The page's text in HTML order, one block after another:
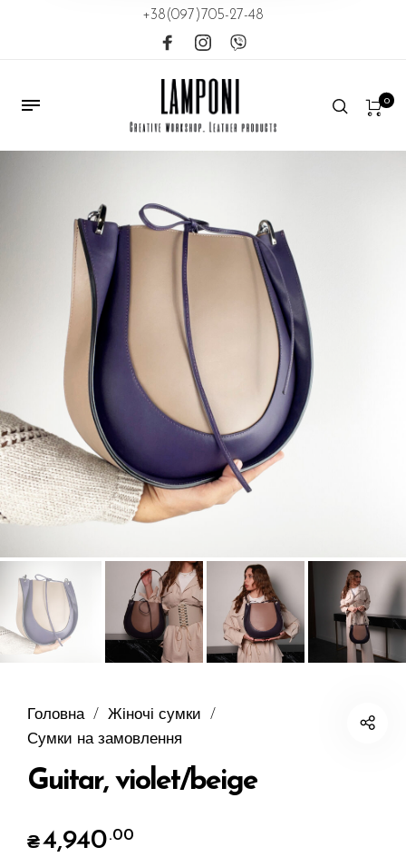
+38(097)705-27-48
0
Головна / Жіночі сумки
/
Сумки на замовлення
Guitar, violet/beige
₴4,940.00